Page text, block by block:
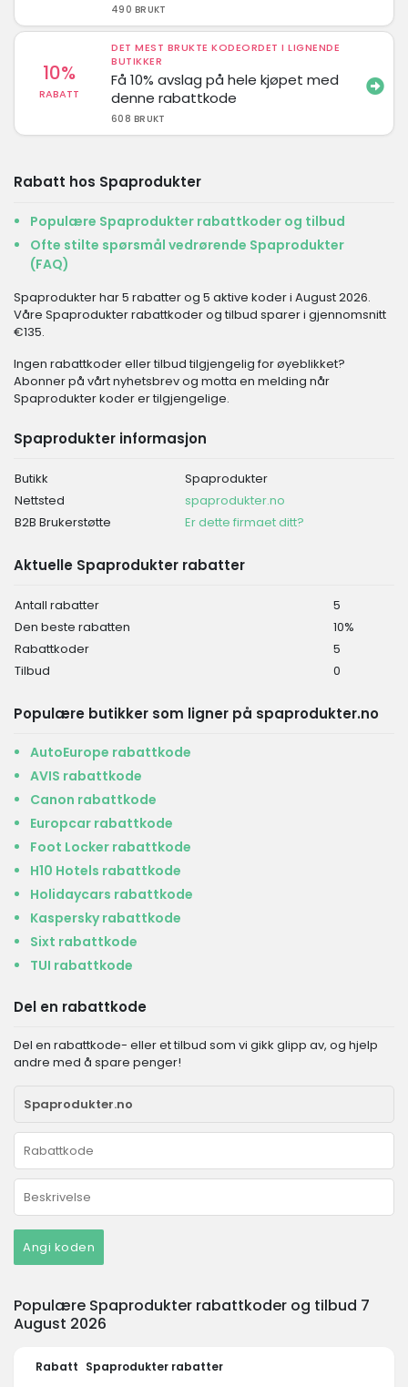
490 BRUKT
10%
RABATT
DET MEST BRUKTE KODEORDET I LIGNENDE
BUTIKKER
Få 10% avslag på hele kjøpet med
denne rabattkode
608 BRUKT
Rabatt hos Spaprodukter
Populære Spaprodukter rabattkoder og tilbud
Ofte stilte spørsmål vedrørende Spaprodukter
(FAQ)
Spaprodukter har 5 rabatter og 5 aktive koder i August 2026.
Våre Spaprodukter rabattkoder og tilbud sparer i gjennomsnitt
€135.
Ingen rabattkoder eller tilbud tilgjengelig for øyeblikket?
Abonner på vårt nyhetsbrev og motta en melding når
Spaprodukter koder er tilgjengelige.
Spaprodukter informasjon
Butikk
Spaprodukter
Nettsted
spaprodukter.no
B2B Brukerstøtte
Er dette firmaet ditt?
Aktuelle Spaprodukter rabatter
Antall rabatter
5
Den beste rabatten
10%
Rabattkoder
5
Tilbud
0
Populære butikker som ligner på spaprodukter.no
AutoEurope rabattkode
AVIS rabattkode
Canon rabattkode
Europcar rabattkode
Foot Locker rabattkode
H10 Hotels rabattkode
Holidaycars rabattkode
Kaspersky rabattkode
Sixt rabattkode
TUI rabattkode
Del en rabattkode
Del en rabattkode- eller et tilbud som vi gikk glipp av, og hjelp
andre med å spare penger!
Angi koden
Populære Spaprodukter rabattkoder og tilbud 7
August 2026
Rabatt Spaprodukter rabatter